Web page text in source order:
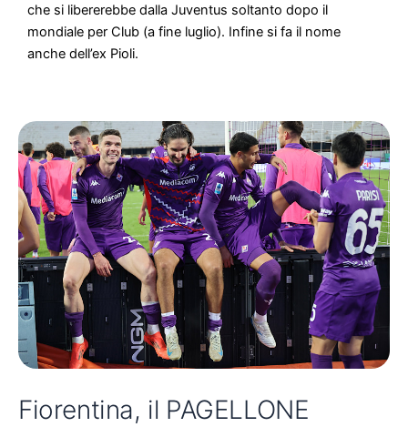
che si libererebbe dalla Juventus soltanto dopo il
mondiale per Club (a fine luglio). Infine si fa il nome
anche dell’ex Pioli.
Fiorentina, il PAGELLONE